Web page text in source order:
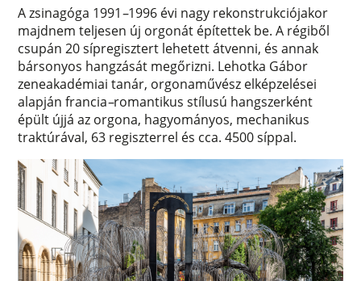
A zsinagóga 1991–1996 évi nagy rekonstrukciójakor
majdnem teljesen új orgonát építettek be. A régiből
csupán 20 sípregisztert lehetett átvenni, és annak
bársonyos hangzását megőrizni. Lehotka Gábor
zeneakadémiai tanár, orgonaművész elképzelései
alapján francia–romantikus stílusú hangszerként
épült újjá az orgona, hagyományos, mechanikus
traktúrával, 63 regiszterrel és cca. 4500 síppal.